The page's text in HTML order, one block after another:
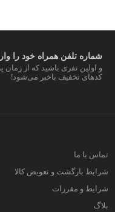
شماره تلفن همراه خود را
و اولین نفری باشید که از
کدهای تخفیف باخبر می‌شود!
تماس با ما
شرایط بازگشت و تعویض کالا
شرایط و مقررات
بلاگ